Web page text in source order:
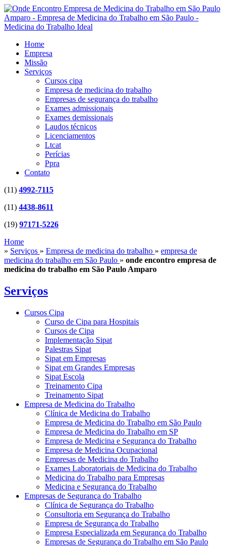
Home
Empresa
Missão
Serviços
Cursos cipa
Empresa de medicina do trabalho
Empresas de segurança do trabalho
Exames admissionais
Exames demissionais
Laudos técnicos
Licenciamentos
Ltcat
Perícias
Ppra
Contato
(11) 4992-7115
(11) 4438-8611
(19) 97171-5226
Home
» Serviços » Empresa de medicina do trabalho » empresa de
medicina do trabalho em São Paulo » onde encontro empresa de
medicina do trabalho em São Paulo Amparo
Serviços
Cursos Cipa
Curso de Cipa para Hospitais
Cursos de Cipa
Implementação Sipat
Palestras Sipat
Sipat em Empresas
Sipat em Grandes Empresas
Sipat Escola
Treinamento Cipa
Treinamento Sipat
Empresa de Medicina do Trabalho
Clínica de Medicina do Trabalho
Empresa de Medicina do Trabalho em São Paulo
Empresa de Medicina do Trabalho em SP
Empresa de Medicina e Segurança do Trabalho
Empresa de Medicina Ocupacional
Empresas de Medicina do Trabalho
Exames Laboratoriais de Medicina do Trabalho
Medicina do Trabalho para Empresas
Medicina e Segurança do Trabalho
Empresas de Segurança do Trabalho
Clínica de Segurança do Trabalho
Consultoria em Segurança do Trabalho
Empresa de Segurança do Trabalho
Empresa Especializada em Segurança do Trabalho
Empresas de Segurança do Trabalho em São Paulo